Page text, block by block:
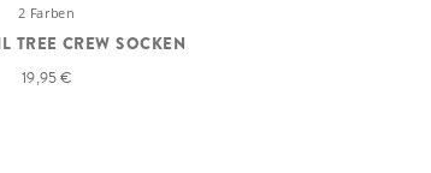
2 Farben
TREE CREW SOCKEN
19,95 €